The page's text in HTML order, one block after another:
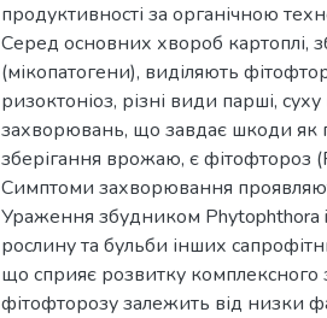
продуктивності за органічною
Серед основних хвороб картоплі,
(мікопатогени), виділяють
ризоктоніоз, різні види парші,
захворювань, що завдає шкоди як
зберігання врожаю, є фітофтороз
Симптоми захворювання
Ураження збудником
рослину та бульби інших
що сприяє розвитку комплексного
фітофторозу залежить від низки